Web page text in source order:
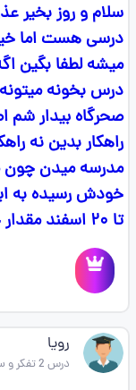
سلام و روز بخیر
درسی هست اما
میشه لطفا بگین
درس بخونه
صحرگاه بیدار شم
راهکار بدین نه
مدرسه میدن چون
خودش رسیده به
تا ۲۰ اسفند مقدار خوابم رو به حداقل برسونم....
رویا
درس 2 تفکر و سواد رسانه ای